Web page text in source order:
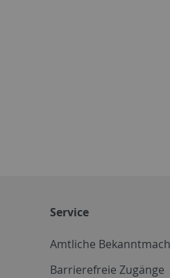
Service
Amtliche
Barrierefreie Zugänge